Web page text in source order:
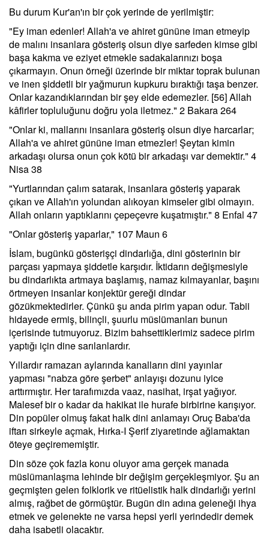
Bu durum Kur'an'ın bir çok yerinde de yerilmiştir:
"Ey iman edenler! Allah'a ve ahiret gününe iman etmeyip
de malını insanlara gösteriş olsun diye sarfeden kimse gibi
başa kakma ve eziyet etmekle sadakalarınızı boşa
çıkarmayın. Onun örneği üzerinde bir miktar toprak bulunan
ve inen şiddetli bir yağmurun kupkuru bıraktığı taşa benzer.
Onlar kazandıklarından bir şey elde edemezler. [56] Allah
kâfirler topluluğunu doğru yola iletmez." 2 Bakara 264
"Onlar ki, mallarını insanlara gösteriş olsun diye harcarlar;
Allah'a ve ahiret gününe iman etmezler! Şeytan kimin
arkadaşı olursa onun çok kötü bir arkadaşı var demektir." 4
Nisa 38
"Yurtlarından çalım satarak, insanlara gösteriş yaparak
çıkan ve Allah'ın yolundan alıkoyan kimseler gibi olmayın.
Allah onların yaptıklarını çepeçevre kuşatmıştır." 8 Enfal 47
"Onlar gösteriş yaparlar," 107 Maun 6
İslam, bugünkü gösterişçi dindarlığa, dini gösterinin bir
parçası yapmaya şiddetle karşıdır. İktidarın değişmesiyle
bu dindarlıkta artmaya başlamış, namaz kılmayanlar, başını
örtmeyen insanlar konjektür gereği dindar
gözükmektedirler. Çünkü şu anda pirim yapan odur. Tabii
hidayede ermiş, bilinçli, şuurlu müslümanları bunun
içerisinde tutmuyoruz. Bizim bahsettiklerimiz sadece pirim
yaptığı için dine sarılanlardır.
Yıllardır ramazan aylarında kanalların dini yayınlar
yapması "nabza göre şerbet" anlayışı dozunu iyice
arttırmıştır. Her tarafımızda vaaz, nasihat, irşat yağıyor.
Malesef bir o kadar da hakikat ile hurafe birbirine karışıyor.
Din popüler olmuş fakat halk dini anlamayı Oruç Baba'da
iftarı sirkeyle açmak, Hırka-I Şerif ziyaretinde ağlamaktan
öteye geçirememiştir.
Din söze çok fazla konu oluyor ama gerçek manada
müslümanlaşma lehinde bir değişim gerçekleşmiyor. Şu an
geçmişten gelen folklorik ve ritüelistik halk dindarlığı yerini
almış, rağbet de görmüştür. Bugün din adına geleneği ihya
etmek ve gelenekte ne varsa hepsi yerli yerindedir demek
daha isabetli olacaktır.